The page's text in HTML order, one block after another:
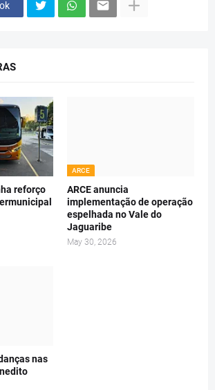
reforço
ARCE
ARCE anuncia
implementação de operação
espelhada no Vale do
Jaguaribe
May 30, 2026
nas